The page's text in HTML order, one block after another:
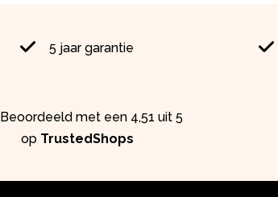
5 jaar garantie
Beoordeeld met een 4,51 uit 5
op TrustedShops